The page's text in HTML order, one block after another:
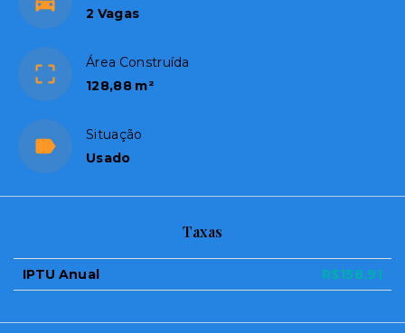
2 Vagas
Área Construída
128,88 m²
Situação
Usado
Taxas
IPTU Anual R$158,91